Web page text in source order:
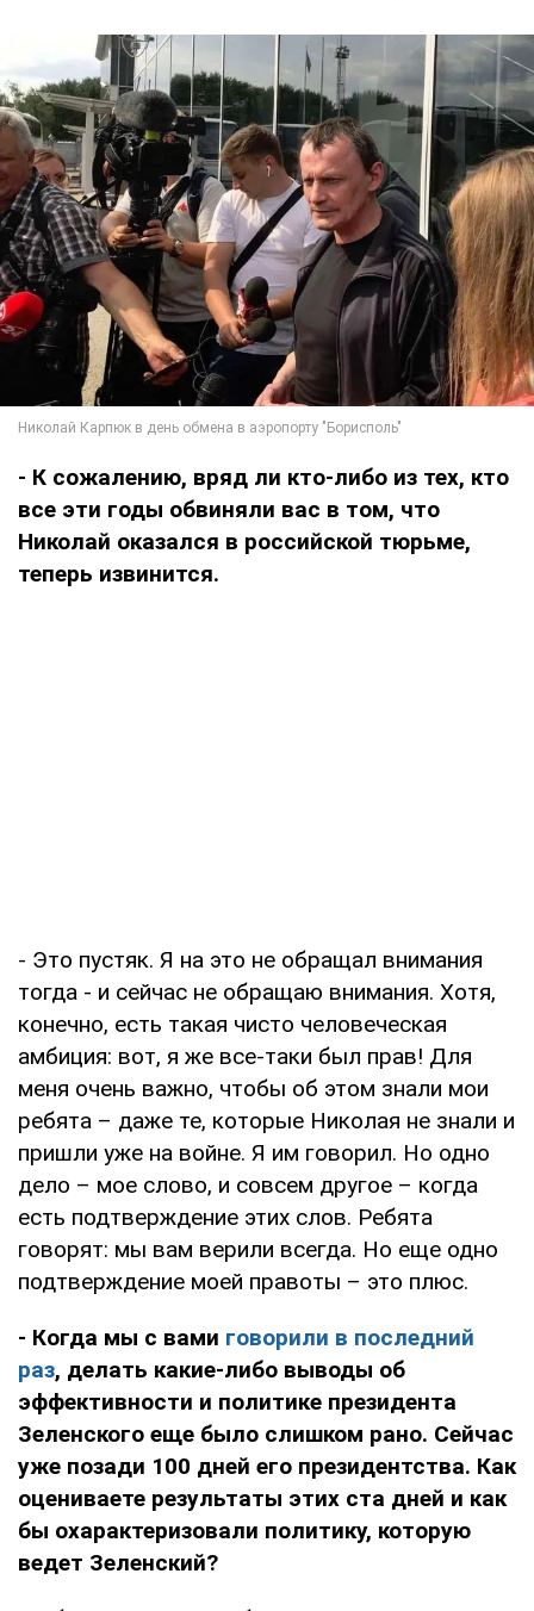
- К сожалению, вряд ли кто-либо из тех, кто
все эти годы обвиняли вас в том, что
Николай оказался в российской тюрьме,
теперь извинится.
- Это пустяк. Я на это не обращал внимания
тогда - и сейчас не обращаю внимания. Хотя,
конечно, есть такая чисто человеческая
амбиция: вот, я же все-таки был прав! Для
меня очень важно, чтобы об этом знали мои
ребята – даже те, которые Николая не знали и
пришли уже на войне. Я им говорил. Но одно
дело – мое слово, и совсем другое – когда
есть подтверждение этих слов. Ребята
говорят: мы вам верили всегда. Но еще одно
подтверждение моей правоты – это плюс.
- Когда мы с вами говорили в последний
раз, делать какие-либо выводы об
эффективности и политике президента
Зеленского еще было слишком рано. Сейчас
уже позади 100 дней его президентства. Как
оцениваете результаты этих ста дней и как
бы охарактеризовали политику, которую
ведет Зеленский?